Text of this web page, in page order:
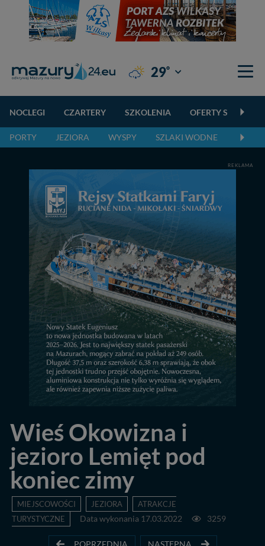
29° Giżycko
NOCLEGI CZARTERY SZKOLENIA OFERTY
PORTY JEZIORA WYSPY SZLAKI WODNE
REKLAMA
Wieś Okowizna i
jezioro Lemięt pod
koniec zimy
MIEJSCOWOŚCI JEZIORA
ATRAKCJE
TURYSTYCZNE
Data wykonania 17.03.2022 3259